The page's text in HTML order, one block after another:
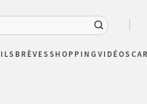
BRÈVESSHOPPING VIDÉOS